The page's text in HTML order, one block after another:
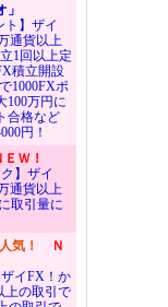
ト】ザイ
通貨以上
1回以上定
積立開設
1000FXポ
100万円に
合格など
円！
Ｗ！
】ザイ
通貨以上
取引量に
人気！
Ｎ
ザイFX！か
上の取引で